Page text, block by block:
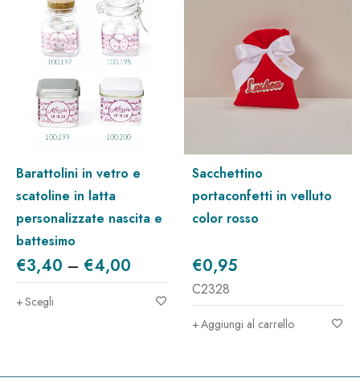
barattolini in vetro e
scatoline in latta
personalizzate nascita e
battesimo
€3,40 – €4,00
Scegli
sacchettino
portaconfetti in velluto
color rosso
€0,95
C2328
Aggiungi al carrello